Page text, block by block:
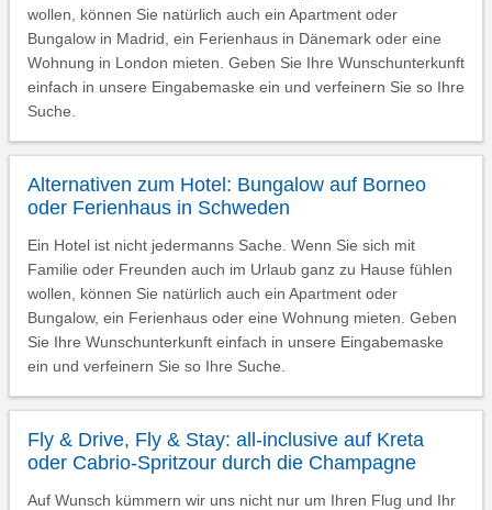
wollen, können Sie natürlich auch ein Apartment oder
Bungalow in Madrid, ein Ferienhaus in Dänemark oder eine
Wohnung in London mieten. Geben Sie Ihre Wunschunterkunft
einfach in unsere Eingabemaske ein und verfeinern Sie so Ihre
Suche.
Alternativen zum Hotel: Bungalow auf Borneo
oder Ferienhaus in Schweden
Ein Hotel ist nicht jedermanns Sache. Wenn Sie sich mit
Familie oder Freunden auch im Urlaub ganz zu Hause fühlen
wollen, können Sie natürlich auch ein Apartment oder
Bungalow, ein Ferienhaus oder eine Wohnung mieten. Geben
Sie Ihre Wunschunterkunft einfach in unsere Eingabemaske
ein und verfeinern Sie so Ihre Suche.
Fly & Drive, Fly & Stay: all-inclusive auf Kreta
oder Cabrio-Spritzour durch die Champagne
Auf Wunsch kümmern wir uns nicht nur um Ihren Flug und Ihr